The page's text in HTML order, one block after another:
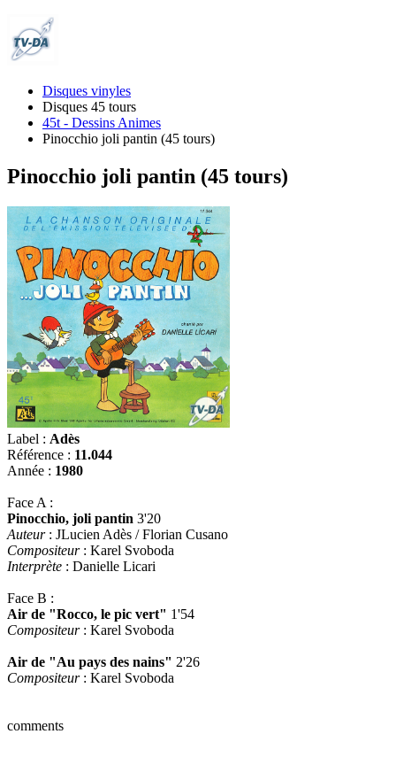
Disques vinyles
Disques 45 tours
45t - Dessins Animes
Pinocchio joli pantin (45 tours)
Pinocchio joli pantin (45 tours)
Label : Adès
Référence : 11.044
Année : 1980
Face A :
Pinocchio, joli pantin 3'20
Auteur: JLucien Adès / Florian Cusano
Compositeur: Karel Svoboda
Interprète : Danielle Licari
Face B :
Air de "Rocco, le pic vert" 1'54
Compositeur: Karel Svoboda
Air de "Au pays des nains" 2'26
Compositeur: Karel Svoboda
comments